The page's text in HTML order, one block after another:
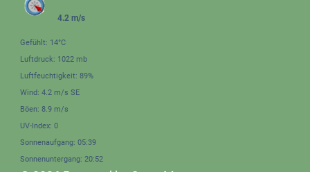
4.2 m/s
Gefühlt: 14°C
Luftdruck: 1022 mb
Luftfeuchtigkeit: 89%
Wind: 4.2 m/s SE
Böen: 8.9 m/s
UV-Index: 0
Sonnenaufgang: 05:39
Sonnenuntergang: 20:52